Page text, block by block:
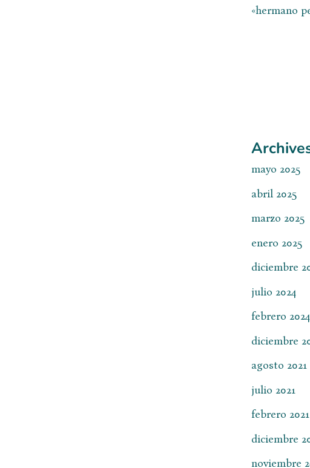
«hermano
mayo 2025
abril 2025
marzo 2025
enero 2025
diciembre
julio 2024
febrero 2024
diciembre
agosto 2021
julio 2021
febrero 2021
diciembre
noviembre